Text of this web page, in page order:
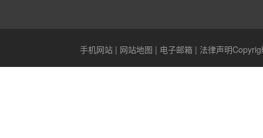
手机网站| 网站地图 | 电子邮箱| 法律声明